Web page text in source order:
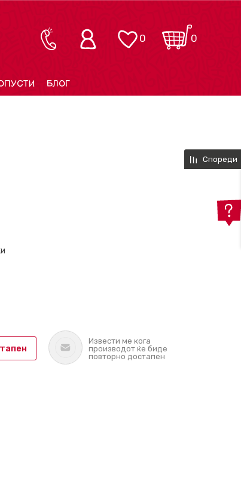
0
0
БЛОГ
Извести ме кога
производот ќе биде
повторно достапен
Спореди